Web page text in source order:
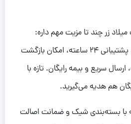
زر چند تا مزیت مهم داره:
ضمانت بهترین قیمت بازار، پشتیبانی 24 ساعته، امکان بازگشت
سریع و بیمه رایگان. تازه با
هم هدیه می‌گیرید.
با بسته‌بندی شیک و ضمانت اصالت